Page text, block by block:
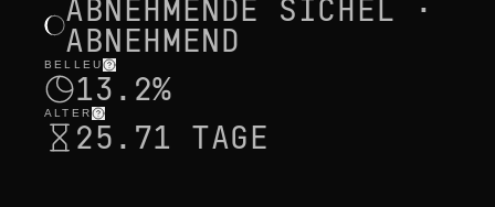
ABNEHMENDE SICHEL ·
ABNEHMEND
BELLEU
13.2%
ALTER
25.71 TAGE